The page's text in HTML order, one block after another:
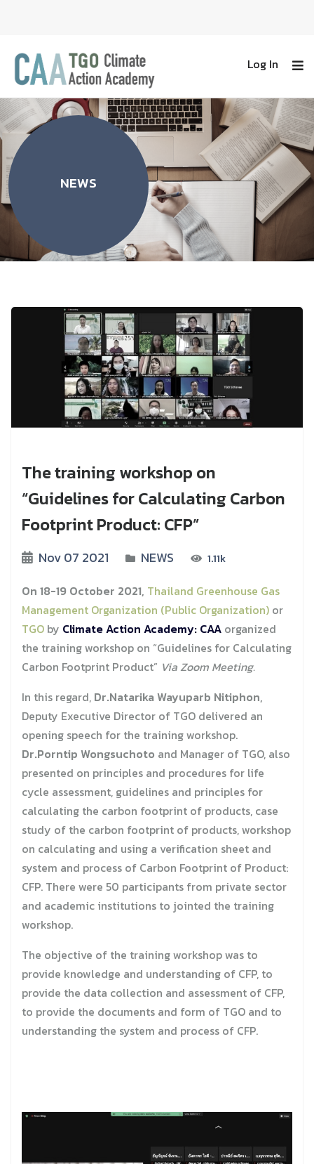
Log In
The training workshop on
“Guidelines for Calculating Carbon
Footprint Product: CFP”
Nov 07 2021 NEWS 1.11k
On 18-19 October 2021, Thailand Greenhouse Gas
Management Organization (Public Organization) or
TGO by Climate Action Academy: CAA organized
the training workshop on “Guidelines for Calculating
Carbon Footprint Product” Via Zoom Meeting.
In this regard, Dr.Natarika Wayuparb Nitiphon,
Deputy Executive Director of TGO delivered an
opening speech for the training workshop.
Dr.Porntip Wongsuchoto and Manager of TGO, also
presented on principles and procedures for life
cycle assessment, guidelines and principles for
calculating the carbon footprint of products, case
study of the carbon footprint of products, workshop
on calculating and using a verification sheet and
system and process of Carbon Footprint of Product:
CFP. There were 50 participants from private sector
and academic institutions to jointed the training
workshop.
The objective of the training workshop was to
provide knowledge and understanding of CFP, to
provide the data collection and assessment of CFP,
to provide the documents and form of TGO and to
understanding the system and process of CFP.